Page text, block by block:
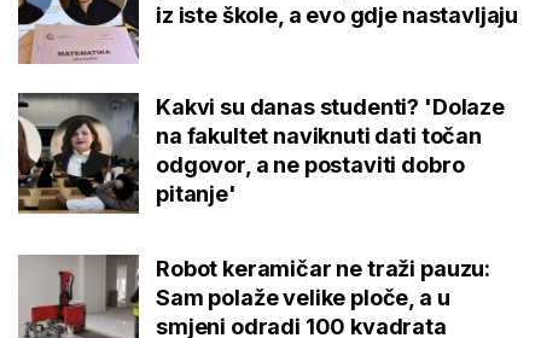
iz iste škole, a evo gdje nastavljaju
Kakvi su danas studenti? 'Dolaze
na fakultet naviknuti dati točan
odgovor, a ne postaviti dobro
pitanje'
Robot keramičar ne traži pauzu:
Sam polaže velike ploče, a u
smjeni odradi 100 kvadrata